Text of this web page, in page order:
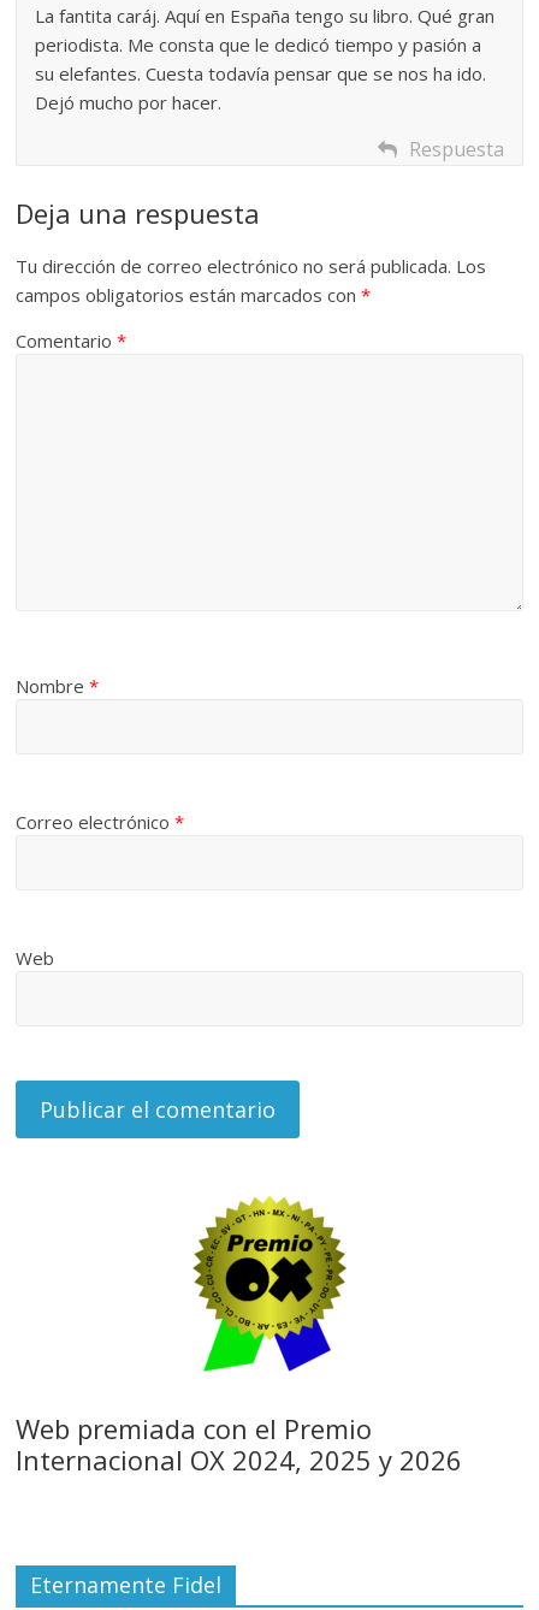
La fantita caráj. Aquí en España tengo su libro. Qué gran
periodista. Me consta que le dedicó tiempo y pasión a
su elefantes. Cuesta todavía pensar que se nos ha ido.
Dejó mucho por hacer.
Respuesta
Deja una respuesta
Tu dirección de correo electrónico no será publicada. Los
campos obligatorios están marcados con*
Comentario*
Nombre*
Correo electrónico*
Web
Web premiada con el Premio
Internacional OX 2024, 2025 y 2026
Eternamente Fidel